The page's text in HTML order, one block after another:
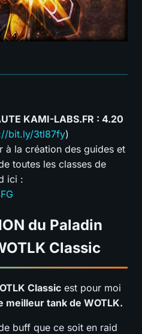
KAMI-LABS.FR : 4.20
bit.ly/3tl87fy)
à la création des guides et
toutes les classes de
ici :
du Paladin
Classic
Classic est pour moi
meilleur tank de WOTLK.
buff que ce soit en raid